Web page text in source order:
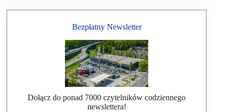
Bezpłatny Newsletter
Dołącz do ponad 7000 czytelników codziennego
newslettera!